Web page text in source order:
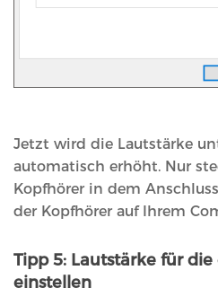
Jetzt wird die Lautstärke
automatisch erhöht. Nur
Kopfhörer in dem
der Kopfhörer auf Ihrem
Tipp 5: Lautstärke für
einstellen